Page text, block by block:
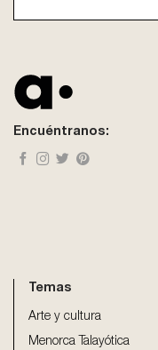
left
Encuéntranos:
Temas
Arte y cultura
Menorca Talayótica